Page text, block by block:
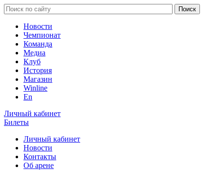
Новости
Чемпионат
Команда
Медиа
Клуб
История
Магазин
Winline
En
Личный кабинет
Билеты
Личный кабинет
Новости
Контакты
Об арене